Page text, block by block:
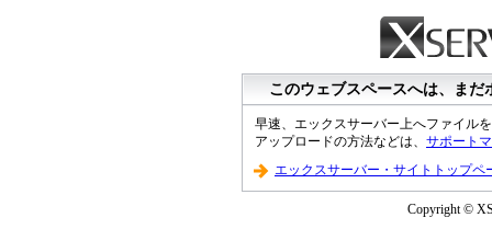
このウェブスペースへは、ま
早速、エックスサーバー上へファイル
アップロードの方法などは、 サポート
エックスサーバー・サイトトップペ
Copyright ©